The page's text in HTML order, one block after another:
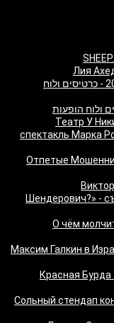
Лия
משופן ועד AC/DC - מופע פסנתר לאור נרות 2026 - כרטיסים ולוח
"Театр У
спектакль Марка
Отпетые
Шендерович?» -
«О чём
Максим Галкин в
Красная Бурда
"Сольный стендап